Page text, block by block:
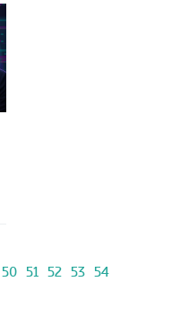
50 51 52 53 54